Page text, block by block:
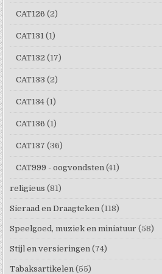
CAT126 (2)
CAT131 (1)
CAT132 (17)
CAT133 (2)
CAT134 (1)
CAT136 (1)
CAT137 (36)
CAT999 - oogvondsten (41)
religieus (81)
Sieraad en Draagteken (118)
Speelgoed, muziek en miniatuur (58)
Stijl en versieringen (74)
Tabaksartikelen (55)